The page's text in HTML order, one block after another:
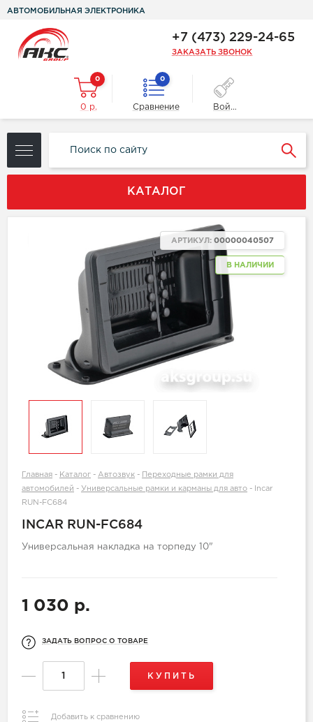
АВТОМОБИЛЬНАЯ ЭЛЕКТРОНИКА
+7 (473) 229-24-65
ЗАКАЗАТЬ ЗВОНОК
0
0 р.
0
Сравнение Войти
КАТАЛОГ
В НАЛИЧИИ
АРТИКУЛ: 00000040507
Главная - Каталог - Автозвук -
Переходные рамки для
автомобилей - Универсальные рамки и карманы для авто -
Incar
RUN-FC684
INCAR RUN-FC684
Универсальная накладка на торпеду 10"
1 030 р.
ЗАДАТЬ ВОПРОС О ТОВАРЕ
КУПИТЬ
Добавить к сравнению